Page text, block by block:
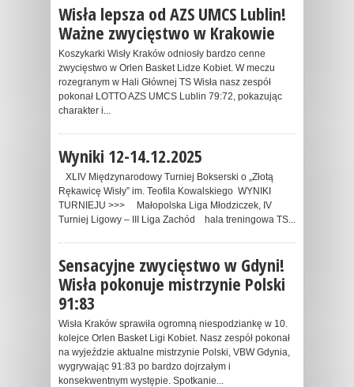
Wisła lepsza od AZS UMCS Lublin!
Ważne zwycięstwo w Krakowie
Koszykarki Wisły Kraków odniosły bardzo cenne
zwycięstwo w Orlen Basket Lidze Kobiet. W meczu
rozegranym w Hali Głównej TS Wisła nasz zespół
pokonał LOTTO AZS UMCS Lublin 79:72, pokazując
charakter i...
Wyniki 12-14.12.2025
XLIV Międzynarodowy Turniej Bokserski o „Złotą
Rękawicę Wisły” im. Teofila Kowalskiego WYNIKI
TURNIEJU >>> Małopolska Liga Młodziczek, IV
Turniej Ligowy – III Liga Zachód hala treningowa TS...
Sensacyjne zwycięstwo w Gdyni!
Wisła pokonuje mistrzynie Polski
91:83
Wisła Kraków sprawiła ogromną niespodziankę w 10.
kolejce Orlen Basket Ligi Kobiet. Nasz zespół pokonał
na wyjeździe aktualne mistrzynie Polski, VBW Gdynia,
wygrywając 91:83 po bardzo dojrzałym i
konsekwentnym występie. Spotkanie...